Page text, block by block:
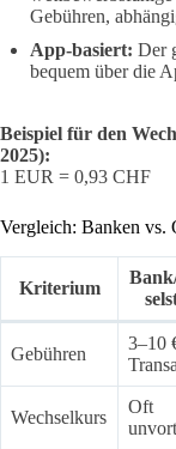
Gebühren,
App-basiert: Der
bequem über die
Beispiel für den
2025):
1 EUR = 0,93 CHF
Vergleich: Banken vs.
Kriterium
Gebühren
3–10
Wechselkurs
Oft